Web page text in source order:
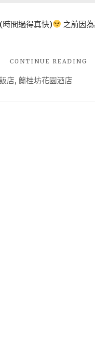
時間過得真快)
之前因
CONTINUE READING
嘉
店, 蘭桂坊花園酒店